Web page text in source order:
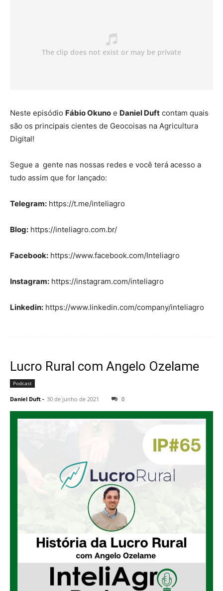
Neste episódio Fábio Okuno e Daniel Duft contam quais
são os principais cientes de Geocoisas na Agricultura
Digital!
Segue a gente nas nossas redes e você terá acesso a
tudo assim que for lançado:
Telegram: https://t.me/inteliagro
Blog: https://inteliagro.com.br/
Facebook: https://www.facebook.com/Inteliagro
Instagram: https://instagram.com/inteliagro
Linkedin: https://www.linkedin.com/company/inteliagro
Lucro Rural com Angelo Ozelame
Podcast
Daniel Duft - 30 de junho de 2021 0